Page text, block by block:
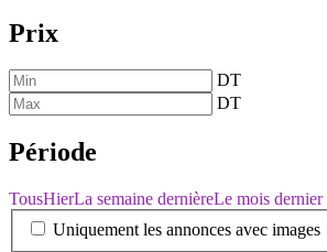
Prix
DT
DT
Période
TousHierLa semaine dernièreLe mois dernier
Uniquement les annonces avec images